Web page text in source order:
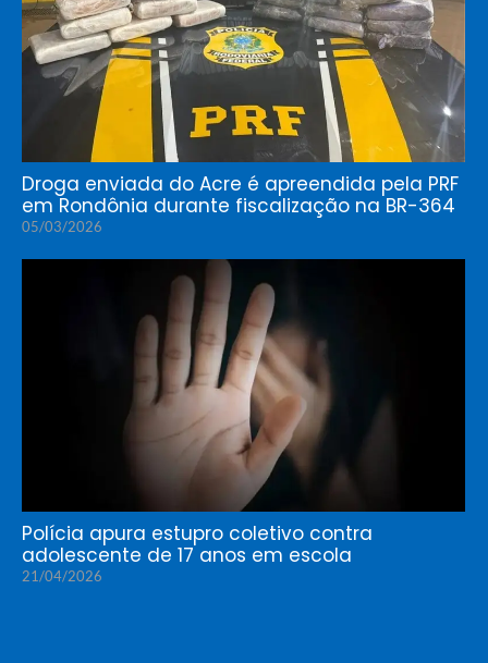
Droga enviada do Acre é apreendida pela PRF
em Rondônia durante fiscalização na BR-364
05/03/2026
Polícia apura estupro coletivo contra
adolescente de 17 anos em escola
21/04/2026